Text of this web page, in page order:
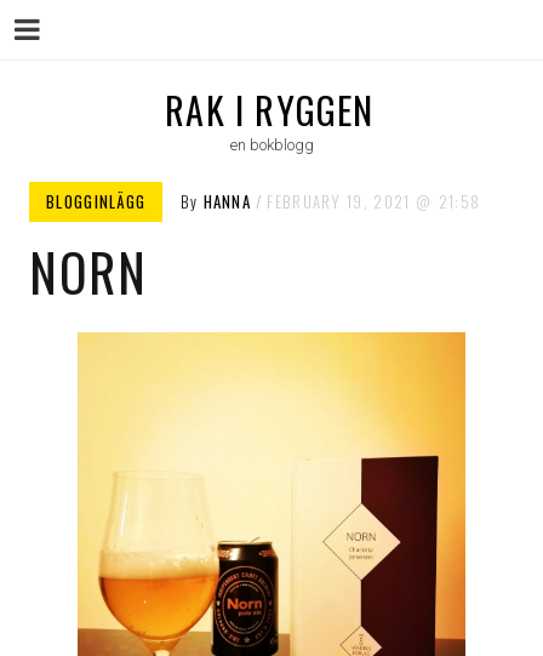
RAK I RYGGEN
en bokblogg
BLOGGINLÄGG By HANNA FEBRUARY 19, 2021 21:58
NORN
Menu